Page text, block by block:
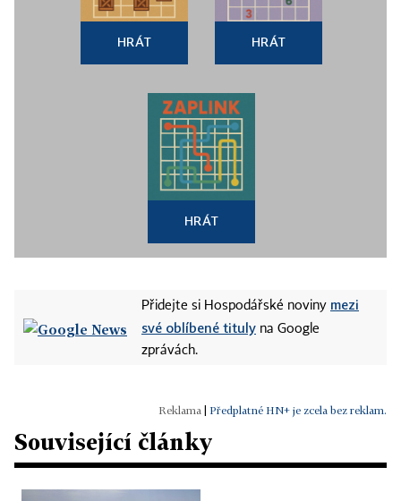
HRÁT HRÁT
HRÁT
Přidejte si Hospodářské noviny mezi
své oblíbené tituly na Google
zprávách.
Předplatné HN+ je zcela bez reklam.
Související články